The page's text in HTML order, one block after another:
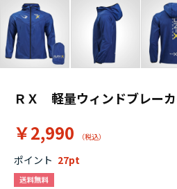
ＲＸ 軽量ウィンドブレー
￥2,990
ポイント 27